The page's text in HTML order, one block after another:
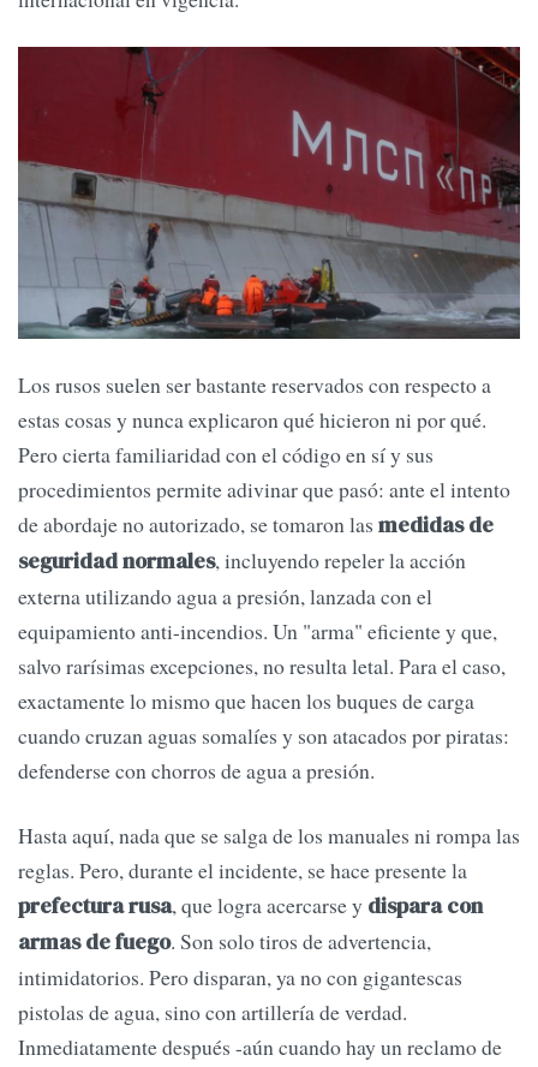
Los rusos suelen ser bastante reservados con respecto a
estas cosas y nunca explicaron qué hicieron ni por qué.
Pero cierta familiaridad con el código en sí y sus
procedimientos permite adivinar que pasó: ante el intento
de abordaje no autorizado, se tomaron las medidas de
seguridad normales, incluyendo repeler la acción
externa utilizando agua a presión, lanzada con el
equipamiento anti-incendios. Un "arma" eficiente y que,
salvo rarísimas excepciones, no resulta letal. Para el caso,
exactamente lo mismo que hacen los buques de carga
cuando cruzan aguas somalíes y son atacados por piratas:
defenderse con chorros de agua a presión.
Hasta aquí, nada que se salga de los manuales ni rompa las
reglas. Pero, durante el incidente, se hace presente la
prefectura rusa, que logra acercarse y dispara con
armas de fuego. Son solo tiros de advertencia,
intimidatorios. Pero disparan, ya no con gigantescas
pistolas de agua, sino con artillería de verdad.
Inmediatamente después -aún cuando hay un reclamo de